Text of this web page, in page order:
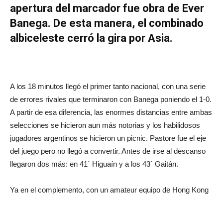
apertura del marcador fue obra de Ever
Banega. De esta manera, el combinado
albiceleste cerró la gira por Asia.
A los 18 minutos llegó el primer tanto nacional, con una serie
de errores rivales que terminaron con Banega poniendo el 1-0.
A partir de esa diferencia, las enormes distancias entre ambas
selecciones se hicieron aun más notorias y los habilidosos
jugadores argentinos se hicieron un picnic. Pastore fue el eje
del juego pero no llegó a convertir. Antes de irse al descanso
llegaron dos más: en 41´ Higuaín y a los 43´ Gaitán.
Ya en el complemento, con un amateur equipo de Hong Kong